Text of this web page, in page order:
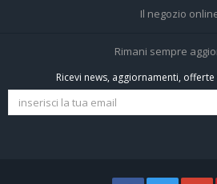
Home
Tutti i cani
Il negozio
Negozio per
Spedizioni e
Rimani sempre
Ricevi news, aggiornamenti,